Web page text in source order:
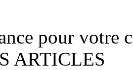
pour votre
ARTICLES